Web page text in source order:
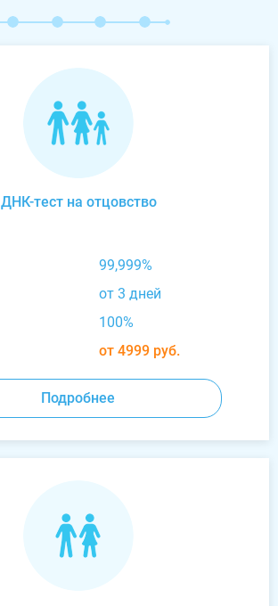
ДНК-тест на отцовство
99,999%
от 3 дней
100%
от 4999 руб.
Подробнее